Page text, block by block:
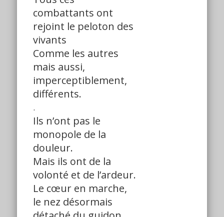
combattants ont
rejoint le peloton des
vivants
Comme les autres
mais aussi,
imperceptiblement,
différents.
.
Ils n’ont pas le
monopole de la
douleur.
Mais ils ont de la
volonté et de l’ardeur.
Le cœur en marche,
le nez désormais